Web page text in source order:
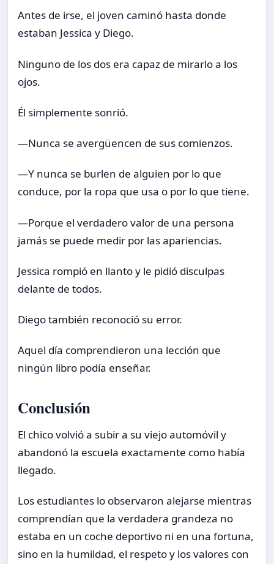
Antes de irse, el joven caminó hasta donde
estaban Jessica y Diego.
Ninguno de los dos era capaz de mirarlo a los
ojos.
Él simplemente sonrió.
—Nunca se avergüencen de sus comienzos.
—Y nunca se burlen de alguien por lo que
conduce, por la ropa que usa o por lo que tiene.
—Porque el verdadero valor de una persona
jamás se puede medir por las apariencias.
Jessica rompió en llanto y le pidió disculpas
delante de todos.
Diego también reconoció su error.
Aquel día comprendieron una lección que
ningún libro podía enseñar.
Conclusión
El chico volvió a subir a su viejo automóvil y
abandonó la escuela exactamente como había
llegado.
Los estudiantes lo observaron alejarse mientras
comprendían que la verdadera grandeza no
estaba en un coche deportivo ni en una fortuna,
sino en la humildad, el respeto y los valores con